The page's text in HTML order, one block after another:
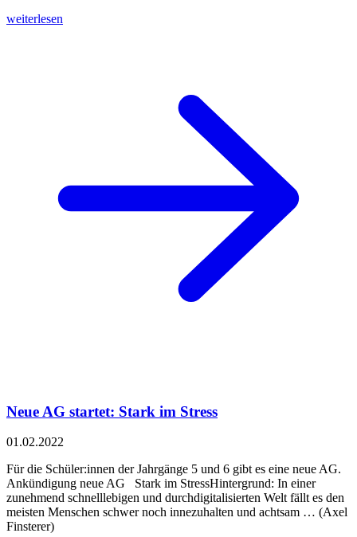
weiterlesen
Neue AG startet: Stark im Stress
01.02.2022
Für die Schüler:innen der Jahrgänge 5 und 6 gibt es eine neue AG.
Ankündigung neue AG Stark im StressHintergrund: In einer
zunehmend schnelllebigen und durchdigitalisierten Welt fällt es den
meisten Menschen schwer noch innezuhalten und achtsam … (Axel
Finsterer)